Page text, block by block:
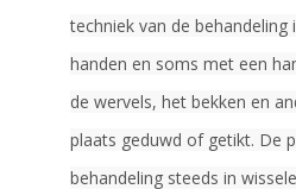
techniek van de behandeling
handen en soms met een
de wervels, het bekken en
plaats geduwd of getikt. De
behandeling steeds in